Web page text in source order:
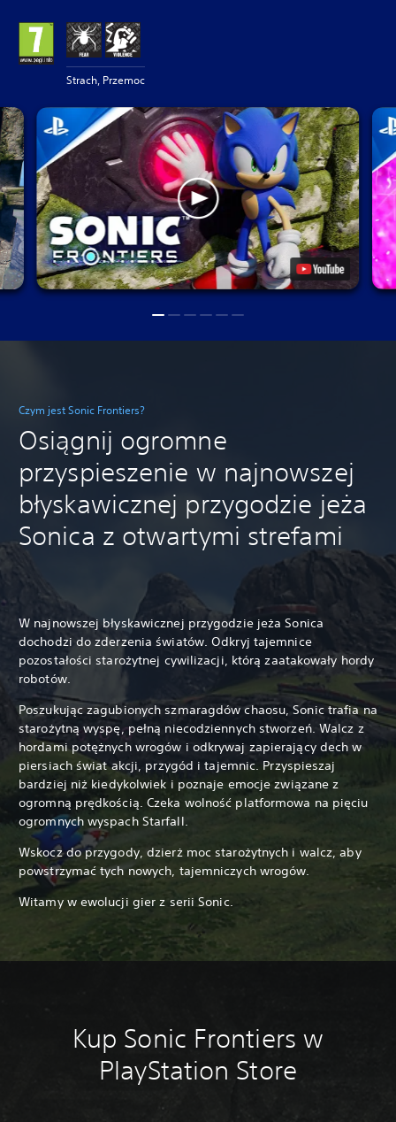
Strach, Przemoc
Czym jest Sonic Frontiers?
Osiągnij ogromne
przyspieszenie w najnowszej
błyskawicznej przygodzie jeża
Sonica z otwartymi strefami
W najnowszej błyskawicznej przygodzie jeża Sonica
dochodzi do zderzenia światów. Odkryj tajemnice
pozostałości starożytnej cywilizacji, którą zaatakowały hordy
robotów.
Poszukując zagubionych szmaragdów chaosu, Sonic trafia na
starożytną wyspę, pełną niecodziennych stworzeń. Walcz z
hordami potężnych wrogów i odkrywaj zapierający dech w
piersiach świat akcji, przygód i tajemnic. Przyspieszaj
bardziej niż kiedykolwiek i poznaje emocje związane z
ogromną prędkością. Czeka wolność platformowa na pięciu
ogromnych wyspach Starfall.
Wskocz do przygody, dzierż moc starożytnych i walcz, aby
powstrzymać tych nowych, tajemniczych wrogów.
Witamy w ewolucji gier z serii Sonic.
Kup Sonic Frontiers w
PlayStation Store